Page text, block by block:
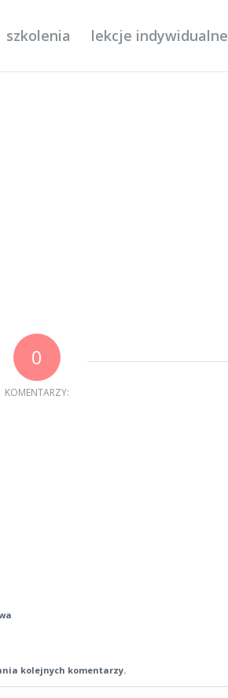
szkolenia lekcje indywidualne
0
KOMENTARZY:
kolejnych komentarzy.